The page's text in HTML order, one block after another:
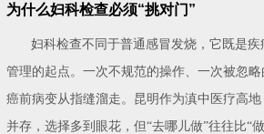
为什么妇科检查必须“挑对门”
妇科检查不同于普通感冒发烧，它既是
管理的起点。一次不规范的操作、一次被忽
癌前病变从指缝溜走。昆明作为滇中医疗高
并存，选择多到眼花，但“去哪儿做”往往比“